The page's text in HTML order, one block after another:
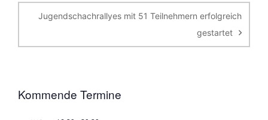
Jugendschachrallyes mit 51 Teilnehmern erfolgreich
gestartet
Kommende Termine